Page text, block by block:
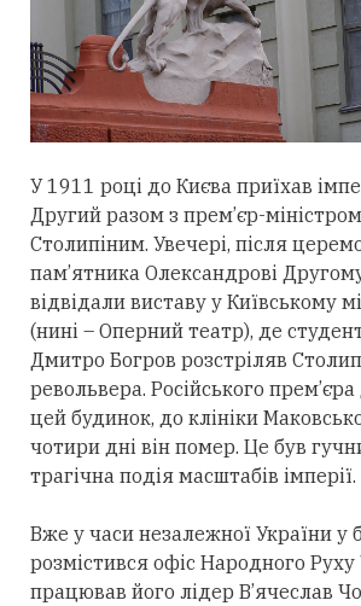
У 1911 році до Києва приїхав
Другий разом з прем’єр-
Столипіним. Увечері, після
пам’ятника Олександрові
відвідали виставу у Київському
(нині – Оперний театр), де
Дмитро Богров розстріляв
револьвера. Російського
цей будинок, до клініки
чотири дні він помер. Це був
трагічна подія масштабів імперії.
Вже у часи незалежної України у
розмістився офіс Народного Руху
працював його лідер В’ячеслав